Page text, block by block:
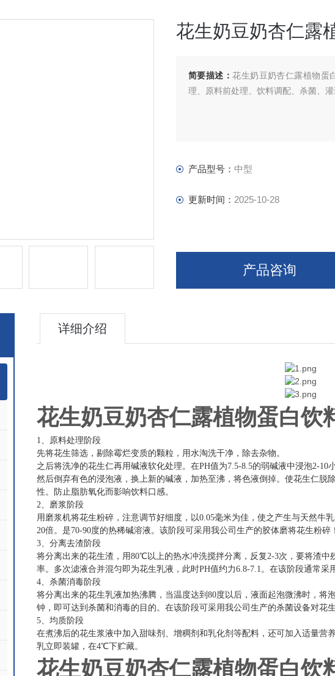
花生奶豆奶杏仁露
简要描述：花生奶豆奶杏仁露植物蛋
理、原料前处理、饮料调配、杀菌、
产品型号： 中型
更新时间： 2025-10-28
产品咨询
详细介绍
花生奶豆奶杏仁露植物蛋白饮
1、原料处理阶段
先将花生筛选，剔除霉烂变质的颗粒，用水淘洗干净，除去杂物。
之后将洗净的花生仁再用碱液软化处理。在PH值为7.5-8.5的弱碱液中浸泡2-10
然后倒弃有色的浸泡液，换上新的碱液，加热至沸，将色液倒掉。使花生仁脱
性。防止脂肪氧化而影响饮料口感。
2、磨浆阶段
用磨浆机将花生粉碎，注意调节好细度，以0.05毫米为佳，使之产生与天然牛
20倍。是70-90度的热稀碱溶液。该阶段可采用我公司生产的胶体磨将花生粉碎！
3、分离去渣阶段
将分离出来的花生渣，用80℃以上的热水冲洗搅拌分离，反复2-3次，要将渣
率。多次滤液合并混匀即为花生乳液，此时PH值约力6.8-7.1。在该阶段通常采
4、杀菌消毒阶段
将分离出来的花生乳液加热沸腾，当温度达到80度以后，液面起泡微沸时，将
钟，即可达到杀菌和消毒的目的。在该阶段可采用我公司生产的杀菌设备对花生
5、均质阶段
在煮沸后的花生浆液中加入甜味剂、增稠剂和乳化剂等配料，还可加入适量营
乳立即装罐，在4℃下贮藏。
花生奶豆奶杏仁露植物蛋白饮